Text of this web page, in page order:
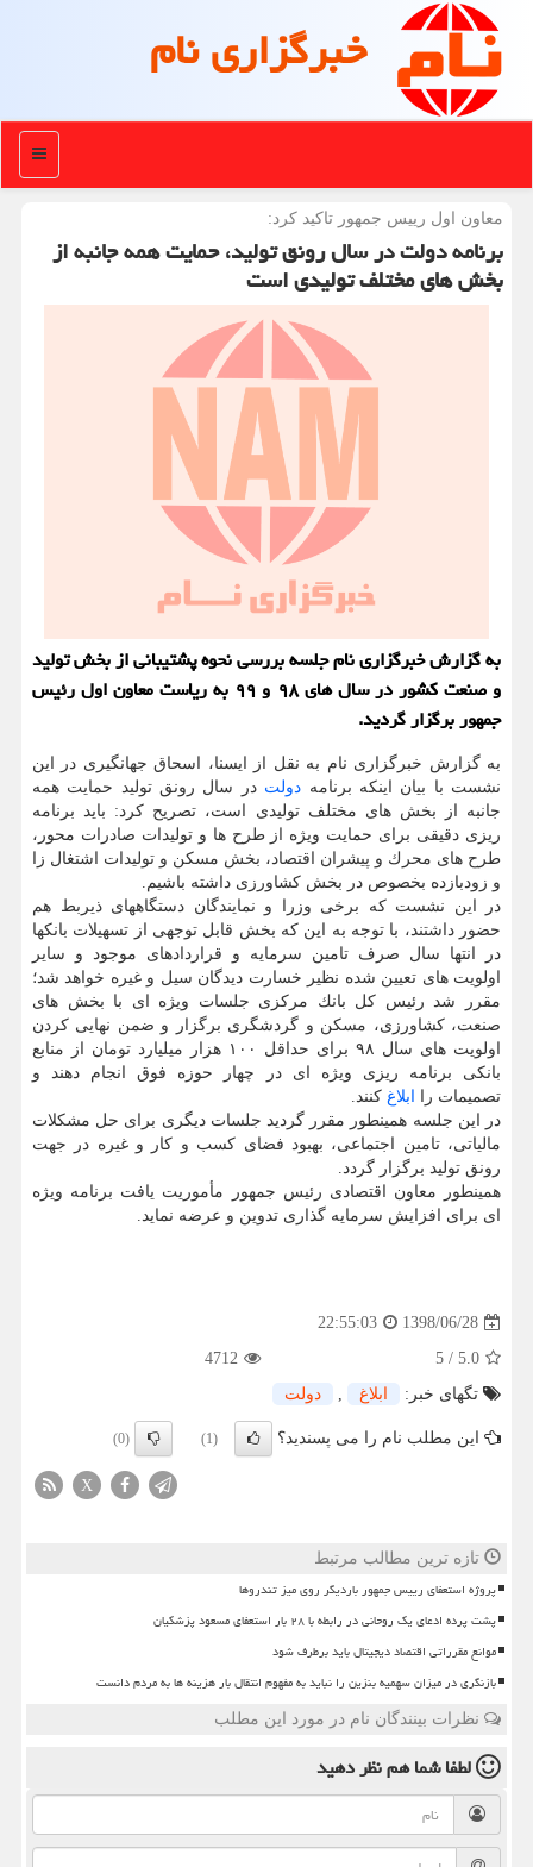
خبرگزاری نام
منو
معاون اول رییس جمهور تاكید كرد:
برنامه دولت در سال رونق تولید، حمایت همه جانبه از
بخش های مختلف تولیدی است
به گزارش خبرگزاری نام جلسه بررسی نحوه پشتیبانی از بخش تولید
و صنعت كشور در سال های ۹۸ و ۹۹ به ریاست معاون اول رئیس
جمهور برگزار گردید.
به گزارش خبرگزاری نام به نقل از ایسنا، اسحاق جهانگیری در این
نشست با بیان اینكه برنامه دولت در سال رونق تولید حمایت همه
جانبه از بخش های مختلف تولیدی است، تصریح كرد: باید برنامه
ریزی دقیقی برای حمایت ویژه از طرح ها و تولیدات صادرات محور،
طرح های محرك و پیشران اقتصاد، بخش مسكن و تولیدات اشتغال زا
و زودبازده بخصوص در بخش كشاورزی داشته باشیم.
در این نشست كه برخی وزرا و نمایندگان دستگاههای ذیربط هم
حضور داشتند، با توجه به این كه بخش قابل توجهی از تسهیلات بانكها
در انتها سال صرف تامین سرمایه و قراردادهای موجود و سایر
اولویت های تعیین شده نظیر خسارت دیدگان سیل و غیره خواهد شد؛
مقرر شد رئیس كل بانك مركزی جلسات ویژه ای با بخش های
صنعت، كشاورزی، مسكن و گردشگری برگزار و ضمن نهایی كردن
اولویت های سال ۹۸ برای حداقل ۱۰۰ هزار میلیارد تومان از منابع
بانكی برنامه ریزی ویژه ای در چهار حوزه فوق انجام دهند و
تصمیمات را ابلاغ كنند.
در این جلسه همینطور مقرر گردید جلسات دیگری برای حل مشكلات
مالیاتی، تامین اجتماعی، بهبود فضای كسب و كار و غیره در جهت
رونق تولید برگزار گردد.
همینطور معاون اقتصادی رئیس جمهور مأموریت یافت برنامه ویژه
ای برای افزایش سرمایه گذاری تدوین و عرضه نماید.
1398/06/28
22:55:03
5.0
/
5
4712
تگهای خبر:
ابلاغ , دولت
این مطلب نام را می پسندید؟ (1)
(0)
X
تازه ترین مطالب مرتبط
پروژه استعفای رییس جمهور باردیگر روی میز تندروها
پشت پرده ادعای یک روحانی در رابطه با ۲۸ بار استعفای مسعود پزشکیان
موانع مقرراتی اقتصاد دیجیتال باید برطرف شود
بازنگری در میزان سهمیه بنزین را نباید به مفهوم انتقال بار هزینه ها به مردم دانست
نظرات بینندگان نام در مورد این مطلب
لطفا شما همنظر دهید